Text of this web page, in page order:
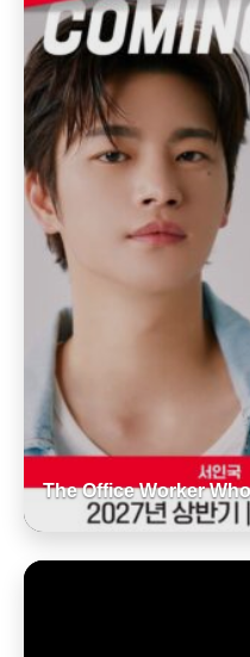
The Office Worker